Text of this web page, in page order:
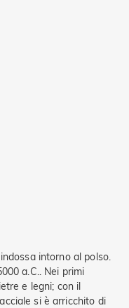
intorno al polso.
a.C.. Nei primi
e legni; con il
si è arricchito di